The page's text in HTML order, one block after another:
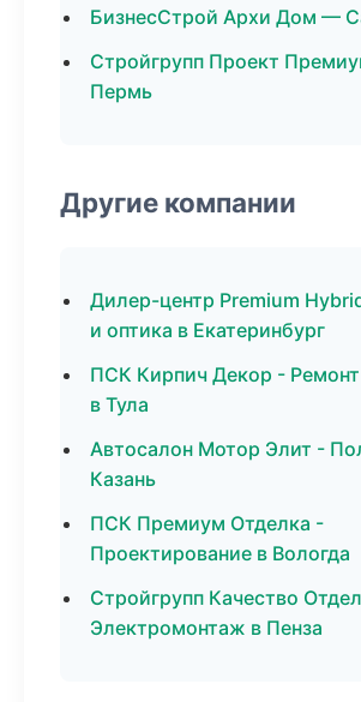
БизнесСтрой Архи Дом —
Стройгрупп Проект
Пермь
Другие компании
Дилер-центр Premium
и оптика в Екатеринбург
ПСК Кирпич Декор - Ремонт
в Тула
Автосалон Мотор Элит -
Казань
ПСК Премиум Отделка -
Проектирование в Вологда
Стройгрупп Качество
Электромонтаж в Пенза